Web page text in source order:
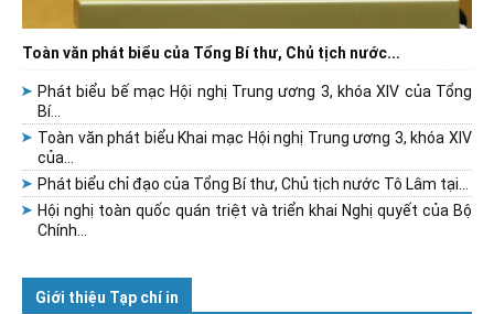
Toàn văn phát biểu của Tổng Bí thư, Chủ tịch nước...
Phát biểu bế mạc Hội nghị Trung ương 3, khóa XIV của Tổng
Bí...
Toàn văn phát biểu Khai mạc Hội nghị Trung ương 3, khóa XIV
của...
Phát biểu chỉ đạo của Tổng Bí thư, Chủ tịch nước Tô Lâm tại...
Hội nghị toàn quốc quán triệt và triển khai Nghị quyết của Bộ
Chính...
Giới thiệu Tạp chí in